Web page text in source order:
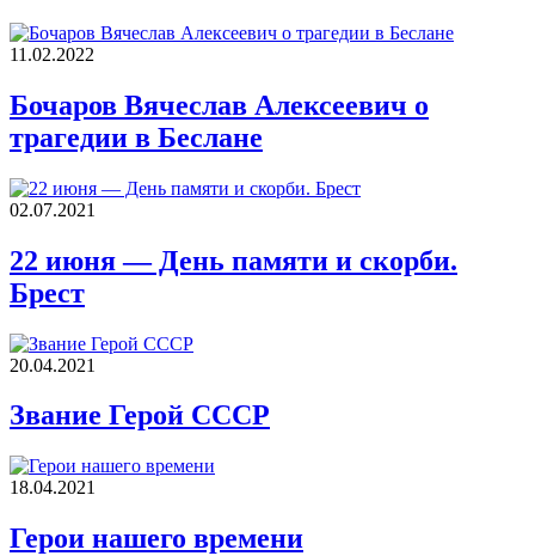
11.02.2022
Бочаров Вячеслав Алексеевич о
трагедии в Беслане
02.07.2021
22 июня — День памяти и скорби.
Брест
20.04.2021
Звание Герой СССР
18.04.2021
Герои нашего времени